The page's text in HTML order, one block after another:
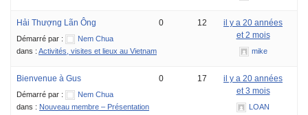
Hải Thượng Lãn Ông
Démarré par :
Nem Chua
dans : Activités, visites et lieux au Vietnam
0 12
il y a 20 années
et 2 mois
mike
Bienvenue à Gus
Démarré par :
Nem Chua
dans : Nouveau membre – Présentation
0 17
il y a 20 années
et 3 mois
LOAN